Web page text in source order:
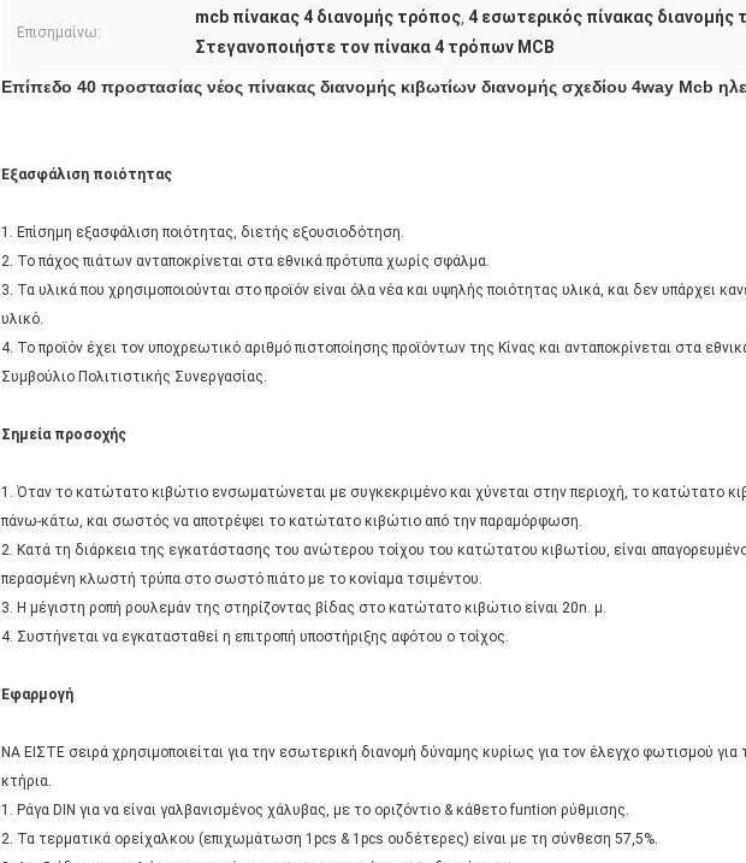
Επισημαίνω:
mcb πίνακας 4 διανομής τρόπος, 4 εσωτερικός πίνακας διανομής
Στεγανοποιήστε τον πίνακα 4 τρόπων MCB
Επίπεδο 40 προστασίας νέος πίνακας διανομής κιβωτίων διανομής σχεδίου 4way Mcb
Εξασφάλιση ποιότητας
1. Επίσημη εξασφάλιση ποιότητας, διετής εξουσιοδότηση.
2. Το πάχος πιάτων ανταποκρίνεται στα εθνικά πρότυπα χωρίς σφάλμα.
3. Τα υλικά που χρησιμοποιούνται στο προϊόν είναι όλα νέα και υψηλής ποιότητας υλικά, και δεν υπάρχει
υλικό.
4. Το προϊόν έχει τον υποχρεωτικό αριθμό πιστοποίησης προϊόντων της Κίνας και ανταποκρίνεται στα
Συμβούλιο Πολιτιστικής Συνεργασίας.
Σημεία προσοχής
1. Όταν το κατώτατο κιβώτιο ενσωματώνεται με συγκεκριμένο και χύνεται στην περιοχή, το κατώτατο
πάνω-κάτω, και σωστός να αποτρέψει το κατώτατο κιβώτιο από την παραμόρφωση.
2. Κατά τη διάρκεια της εγκατάστασης του ανώτερου τοίχου του κατώτατου κιβωτίου, είναι απαγορευμένο
περασμένη κλωστή τρύπα στο σωστό πιάτο με το κονίαμα τσιμέντου.
3. Η μέγιστη ροπή ρουλεμάν της στηρίζοντας βίδας στο κατώτατο κιβώτιο είναι 20n. μ.
4. Συστήνεται να εγκατασταθεί η επιτροπή υποστήριξης αφότου ο τοίχος.
Εφαρμογή
ΝΑ ΕΙΣΤΕ σειρά χρησιμοποιείται για την εσωτερική διανομή δύναμης κυρίως για τον έλεγχο φωτισμού για
κτήρια.
1. Ράγα DIN για να είναι γαλβανισμένος χάλυβας, με το οριζόντιο & κάθετο funtion ρύθμισης.
2. Τα τερματικά ορείχαλκου (επιχωμάτωση 1pcs & 1pcs ουδέτερες) είναι με τη σύνθεση 57,5%.